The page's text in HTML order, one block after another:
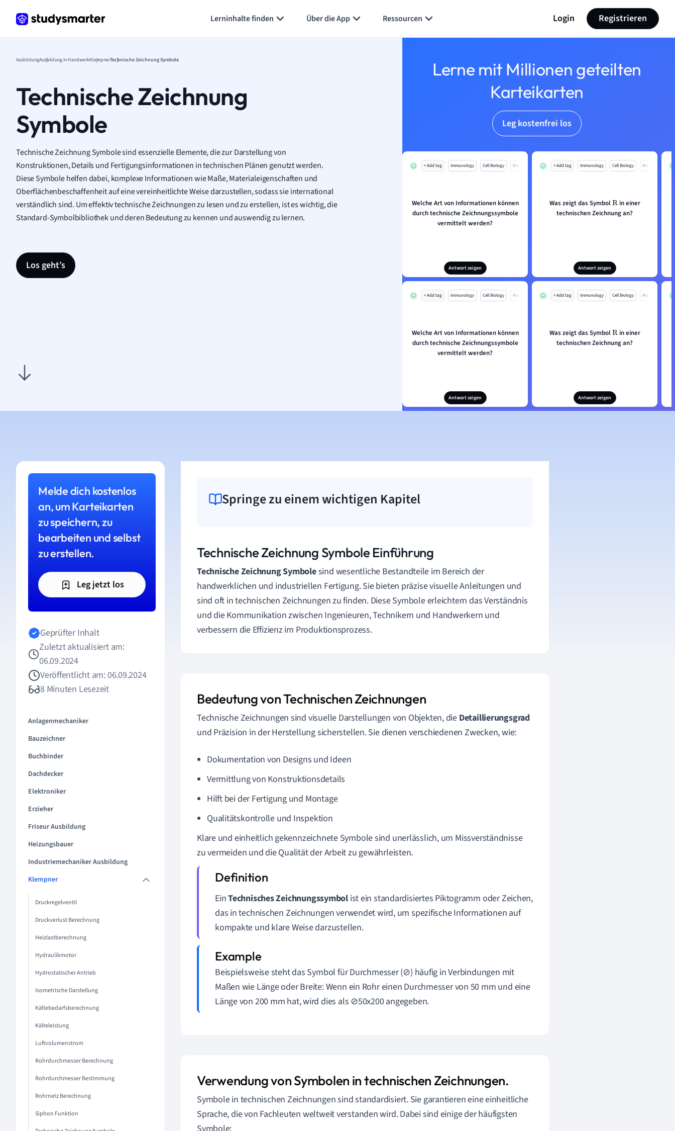
Lerninhalte finden Über die App Ressourcen Login Registrieren
AusbildungAusbildung in HandwerkKlempnerTechnische Zeichnung Symbole
Technische Zeichnung
Symbole
Technische Zeichnung Symbole sind essenzielle Elemente, die zur Darstellung von
Konstruktionen, Details und Fertigungsinformationen in technischen Plänen genutzt werden.
Diese Symbole helfen dabei, komplexe Informationen wie Maße, Materialeigenschaften und
Oberflächenbeschaffenheit auf eine vereinheitlichte Weise darzustellen, sodass sie international
verständlich sind. Um effektiv technische Zeichnungen zu lesen und zu erstellen, ist es wichtig, die
Standard-Symbolbibliothek und deren Bedeutung zu kennen und auswendig zu lernen.
Los geht’s
Lerne mit Millionen geteilten
Karteikarten
Leg kostenfrei los
+ Add tag Immunology Cell Biology Mo
Welche Art von Informationen können
durch technische Zeichnungssymbole
vermittelt werden?
Antwort zeigen
+ Add tag Immunology Cell Biology Mo
Was zeigt das SymbolRin einer
technischen Zeichnung an?
Antwort zeigen
+ Add tag Immunology Cell Biology Mo
Welche Art von Informationen können
durch technische Zeichnungssymbole
vermittelt werden?
Antwort zeigen
+ Add tag Immunology Cell Biology Mo
Was zeigt das SymbolRin einer
technischen Zeichnung an?
Antwort zeigen
Melde dich kostenlos
an, um Karteikarten
zu speichern, zu
bearbeiten und selbst
zu erstellen.
Leg jetzt los
Geprüfter Inhalt
Zuletzt aktualisiert am:
06.09.2024
Veröffentlicht am: 06.09.2024
8 Minuten Lesezeit
Anlagenmechaniker
Bauzeichner
Buchbinder
Dachdecker
Elektroniker
Erzieher
Friseur Ausbildung
Heizungsbauer
Industriemechaniker Ausbildung
Klempner
Druckregelventil
Druckverlust Berechnung
Heizlastberechnung
Hydraulikmotor
Hydrostatischer Antrieb
Isometrische Darstellung
Kältebedarfsberechnung
Kälteleistung
Luftvolumenstrom
Rohrdurchmesser Berechnung
Rohrdurchmesser Bestimmung
Rohrnetz Berechnung
Siphon Funktion
Springe zu einem wichtigen Kapitel
Technische Zeichnung Symbole Einführung
Technische Zeichnung Symbolesind wesentliche Bestandteile im Bereich der
handwerklichen und industriellen Fertigung. Sie bieten präzise visuelle Anleitungen und
sind oft in technischen Zeichnungen zu finden. Diese Symbole erleichtern das Verständnis
und die Kommunikation zwischen Ingenieuren, Technikern und Handwerkern und
verbessern die Effizienz im Produktionsprozess.
Bedeutung von Technischen Zeichnungen
Technische Zeichnungen sind visuelle Darstellungen von Objekten, die Detaillierungsgrad
und Präzision in der Herstellung sicherstellen. Sie dienen verschiedenen Zwecken, wie:
Dokumentation von Designs und Ideen
Vermittlung von Konstruktionsdetails
Hilft bei der Fertigung und Montage
Qualitätskontrolle und Inspektion
Klare und einheitlich gekennzeichnete Symbole sind unerlässlich, um Missverständnisse
zu vermeiden und die Qualität der Arbeit zu gewährleisten.
EinTechnisches Zeichnungssymbolist ein standardisiertes Piktogramm oder Zeichen,
das in technischen Zeichnungen verwendet wird, um spezifische Informationen auf
kompakte und klare Weise darzustellen.
Beispielsweise steht das Symbol für Durchmesser (⊘) häufig in Verbindungen mit
Maßen wie Länge oder Breite: Wenn ein Rohr einen Durchmesser von 50 mm und eine
Länge von 200 mm hat, wird dies als ⊘50x200 angegeben.
Verwendung von Symbolen in technischen Zeichnungen.
Symbole in technischen Zeichnungen sind standardisiert. Sie garantieren eine einheitliche
Sprache, die von Fachleuten weltweit verstanden wird. Dabei sind einige der häufigsten